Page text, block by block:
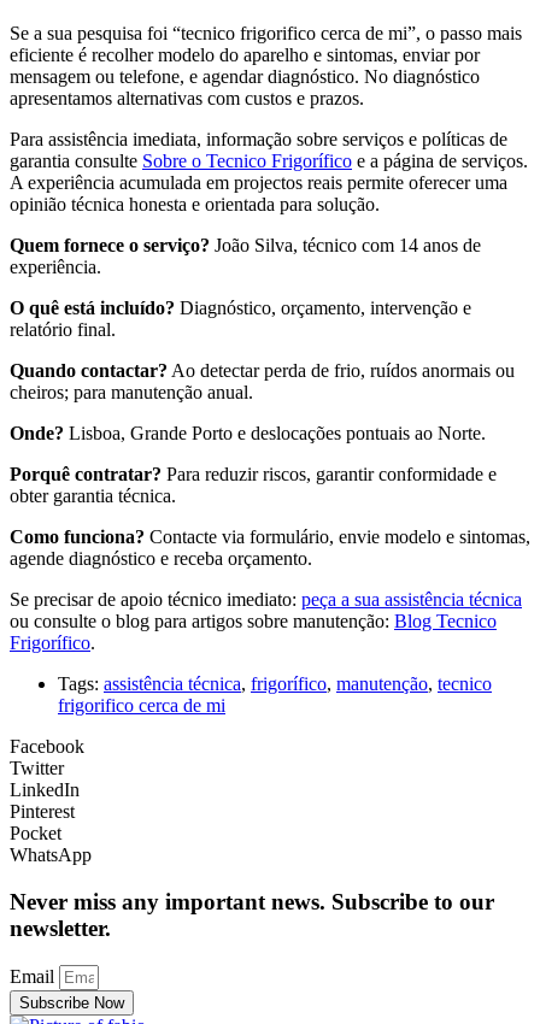
Se a sua pesquisa foi “tecnico frigorifico cerca de mi”, o passo mais
eficiente é recolher modelo do aparelho e sintomas, enviar por
mensagem ou telefone, e agendar diagnóstico. No diagnóstico
apresentamos alternativas com custos e prazos.
Para assistência imediata, informação sobre serviços e políticas de
garantia consulte Sobre o Tecnico Frigorífico e a página de serviços.
A experiência acumulada em projectos reais permite oferecer uma
opinião técnica honesta e orientada para solução.
Quem fornece o serviço? João Silva, técnico com 14 anos de
experiência.
O quê está incluído? Diagnóstico, orçamento, intervenção e
relatório final.
Quando contactar? Ao detectar perda de frio, ruídos anormais ou
cheiros; para manutenção anual.
Onde? Lisboa, Grande Porto e deslocações pontuais ao Norte.
Porquê contratar? Para reduzir riscos, garantir conformidade e
obter garantia técnica.
Como funciona? Contacte via formulário, envie modelo e sintomas,
agende diagnóstico e receba orçamento.
Se precisar de apoio técnico imediato: peça a sua assistência técnica
ou consulte o blog para artigos sobre manutenção: Blog Tecnico
Frigorífico.
Tags: assistência técnica, frigorífico, manutenção, tecnico
frigorifico cerca de mi
Facebook
Twitter
LinkedIn
Pinterest
Pocket
WhatsApp
Never miss any important news. Subscribe to our
newsletter.
Email
Subscribe Now